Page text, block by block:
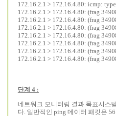
172.16.2.1 > 172.16.4.80: icmp:
172.16.2.1 > 172.16.4.80: (frag
172.16.2.1 > 172.16.4.80: (frag
172.16.2.1 > 172.16.4.80: (frag
172.16.2.1 > 172.16.4.80: (frag
172.16.2.1 > 172.16.4.80: (frag
172.16.2.1 > 172.16.4.80: (frag
172.16.2.1 > 172.16.4.80: (frag
단계 4 :
네트워크 모니터링 결과 목표시스
다. 일반적인 ping 데이터 패킷은